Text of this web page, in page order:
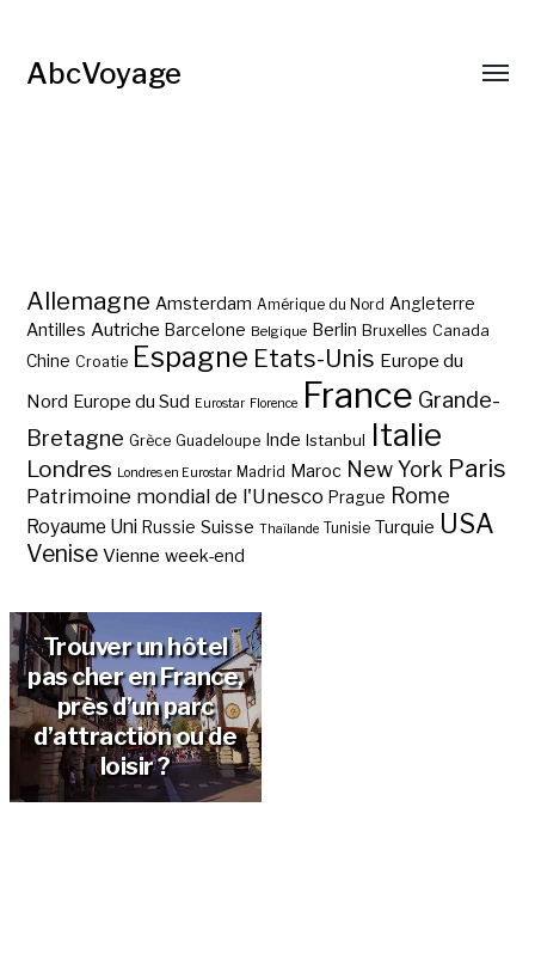
AbcVoyage
Allemagne Amsterdam Amérique du Nord Angleterre
Antilles Autriche Barcelone Belgique Berlin Bruxelles Canada
Chine Croatie Espagne Etats-Unis Europe du
Nord Europe du Sud Eurostar Florence France Grande-
Bretagne Grèce Guadeloupe Inde Istanbul Italie
Londres Londres en Eurostar Madrid Maroc New York Paris
Patrimoine mondial de l'Unesco Prague Rome
Royaume Uni Russie Suisse Thaïlande Tunisie Turquie USA
Venise Vienne week-end
Trouver un hôtel
pas cher en France,
près d’un parc
d’attraction ou de
loisir ?